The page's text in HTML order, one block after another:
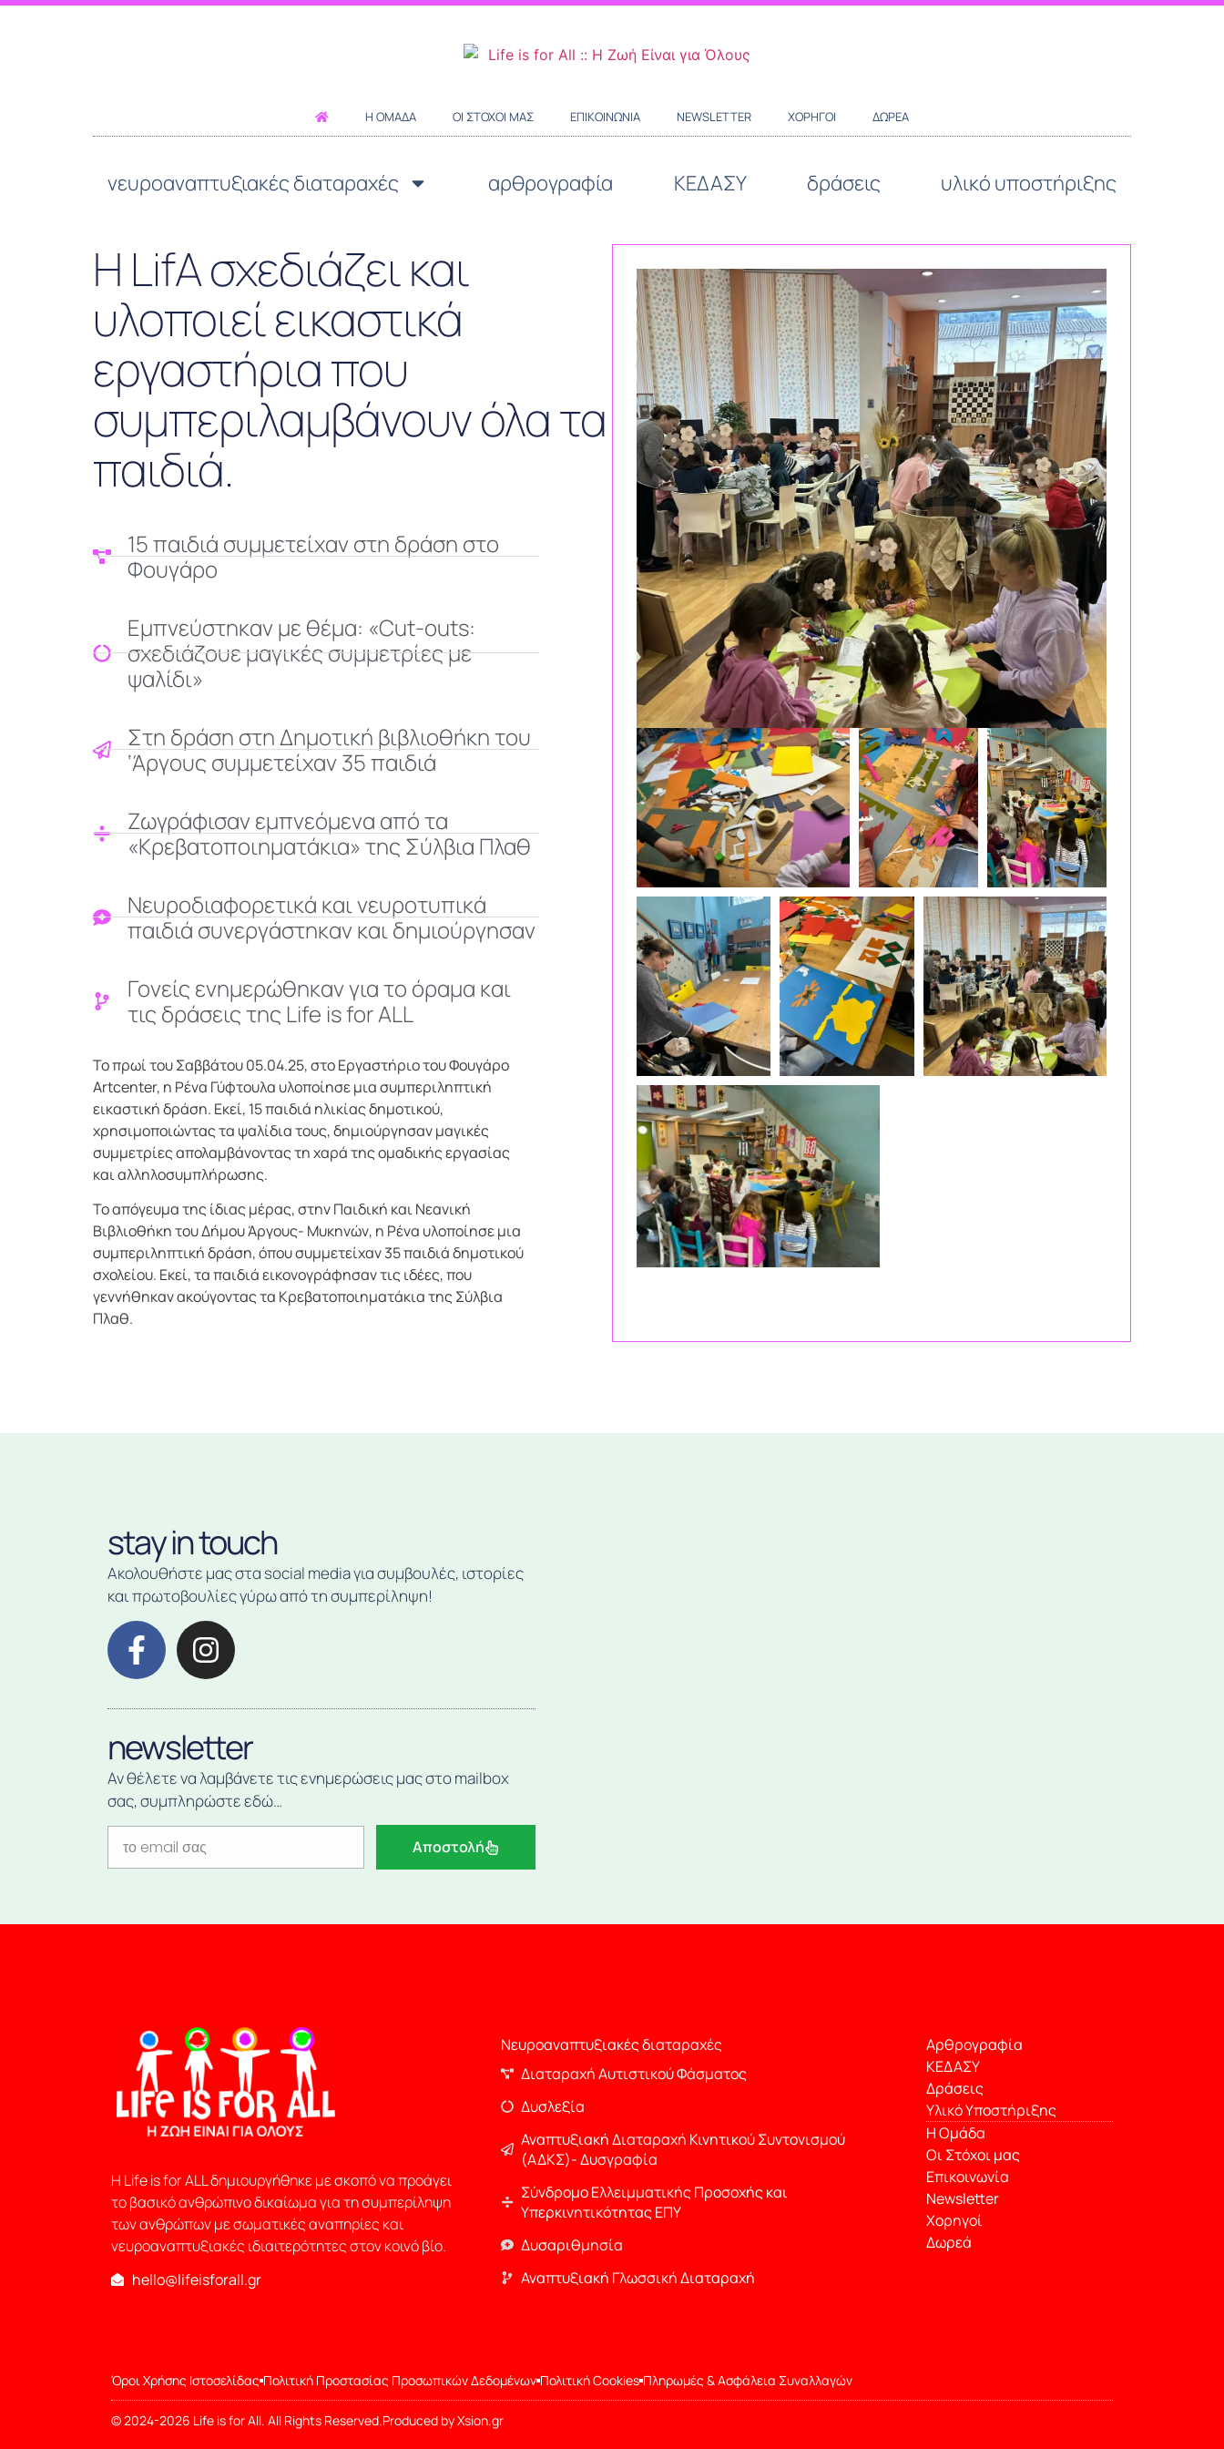
Η ΟΜΆΔΑ ΟΙ ΣΤΌΧΟΙ ΜΑΣ ΕΠΙΚΟΙΝΩΝΊΑ NEWSLETTER ΧΟΡΗΓΟΊ ΔΩΡΕΆ
νευροαναπτυξιακές διαταραχές αρθρογραφία ΚΕΔΑΣΥ δράσεις υλικό υποστήριξης
Η LifΑ σχεδιάζει και
υλοποιεί εικαστικά
εργαστήρια που
συμπεριλαμβάνουν όλα τα
παιδιά.
15 παιδιά συμμετείχαν στη δράση στο
Φουγάρο
Εμπνεύστηκαν με θέμα: «Cut-outs:
σχεδιάζουε μαγικές συμμετρίες με
ψαλίδι»
Στη δράση στη Δημοτική βιβλιοθήκη του
‘Άργους συμμετείχαν 35 παιδιά
Ζωγράφισαν εμπνεόμενα από τα
«Κρεβατοποιηματάκια» της Σύλβια Πλαθ
Νευροδιαφορετικά και νευροτυπικά
παιδιά συνεργάστηκαν και δημιούργησαν
Γονείς ενημερώθηκαν για το όραμα και
τις δράσεις της Life is for ALL
Το πρωί του Σαββάτου 05.04.25, στο Εργαστήριο του Φουγάρο
Artcenter, η Ρένα Γύφτουλα υλοποίησε μια συμπεριληπτική
εικαστική δράση. Εκεί, 15 παιδιά ηλικίας δημοτικού,
χρησιμοποιώντας τα ψαλίδια τους, δημιούργησαν μαγικές
συμμετρίες απολαμβάνοντας τη χαρά της ομαδικής εργασίας
και αλληλοσυμπλήρωσης.
Το απόγευμα της ίδιας μέρας, στην Παιδική και Νεανική
Βιβλιοθήκη του Δήμου Άργους- Μυκηνών, η Ρένα υλοποίησε μια
συμπεριληπτική δράση, όπου συμμετείχαν 35 παιδιά δημοτικού
σχολείου. Εκεί, τα παιδιά εικονογράφησαν τις ιδέες, που
γεννήθηκαν ακούγοντας τα Κρεβατοποιηματάκια της Σύλβια
Πλαθ.
stay in touch
Ακολουθήστε μας στα social media για συμβουλές, ιστορίες
και πρωτοβουλίες γύρω από τη συμπερίληψη!
newsletter
Αν θέλετε να λαμβάνετε τις ενημερώσεις μας στο mailbox
σας, συμπληρώστε εδώ…
Αποστολή
Η Life is for ALL δημιουργήθηκε με σκοπό να προάγει
το βασικό ανθρώπινο δικαίωμα για τη συμπερίληψη
των ανθρώπων με σωματικές αναπηρίες και
νευροαναπτυξιακές ιδιαιτερότητες στον κοινό βίο.
hello@lifeisforall.gr
Νευροαναπτυξιακές διαταραχές
Διαταραχή Αυτιστικού Φάσματος
Δυσλεξία
Αναπτυξιακή Διαταραχή Κινητικού Συντονισμού
(ΑΔΚΣ)- Δυσγραφία
Σύνδρομο Ελλειμματικής Προσοχής και
Υπερκινητικότητας ΕΠΥ
Δυσαριθμησία
Αναπτυξιακή Γλωσσική Διαταραχή
Αρθρογραφία
ΚΕΔΑΣΥ
Δράσεις
Υλικό Υποστήριξης
Η Ομάδα
Οι Στόχοι μας
Επικοινωνία
Newsletter
Χορηγοί
Δωρεά
Όροι Χρήσης Ιστοσελίδας Πολιτική Προστασίας Προσωπικών Δεδομένων Πολιτική Cookies Πληρωμές & Ασφάλεια Συναλλαγών
© 2024-2026 Life is for All. All Rights Reserved.Produced by Xsion.gr